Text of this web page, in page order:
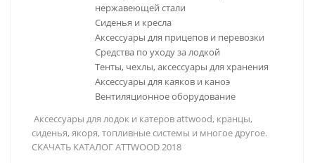
нержавеющей стали
Сиденья и кресла
Аксессуары для прицепов и перевозки
Средства по уходу за лодкой
Тенты, чехлы, аксессуары для хранения
Аксессуары для каяков и каноэ
Вентиляционное оборудование
Аксессуары для лодок и катеров attwood, кранцы,
сиденья, якоря, топливные системы и многое другое.
СКАЧАТЬ КАТАЛОГ ATTWOOD 2018